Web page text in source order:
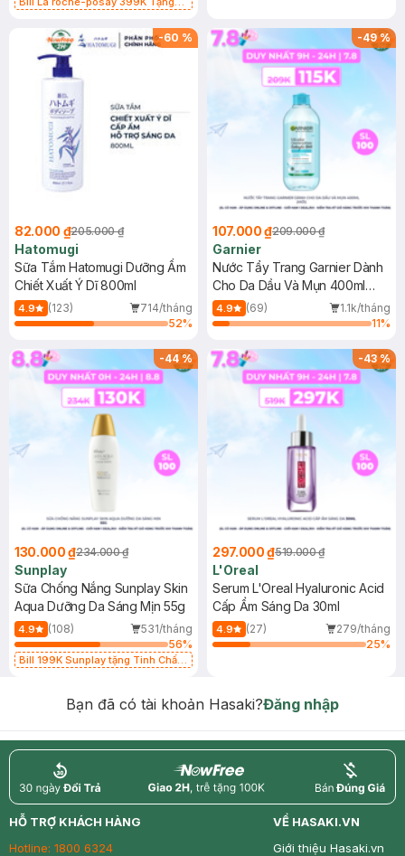
(SL có hạn)
-60 %
82.000 ₫205.000 ₫
Hatomugi
Sữa Tắm Hatomugi Dưỡng Ẩm
Chiết Xuất Ý Dĩ 800ml
4.9 (123)
714/tháng
52%
-49%
107.000 ₫209.000 ₫
Garnier
Nước Tẩy Trang Garnier Dành
Cho Da Dầu Và Mụn 400ml
(Mới)
4.9 (69)
1.1k/tháng
11%
-44%
130.000 ₫234.000 ₫
Sunplay
Sữa Chống Nắng Sunplay Skin
Aqua Dưỡng Da Sáng Mịn 55g
4.9 (108)
531/tháng
56%
Bill 199K Sunplay tặng Tinh Chất
-43%
297.000 ₫519.000 ₫
L'Oreal
Serum L'Oreal Hyaluronic Acid
Cấp Ẩm Sáng Da 30ml
4.9 (27)
279/tháng
25%
Bạn đã có tài khoản Hasaki?Đăng nhập
return nowfree price
HỖ TRỢ KHÁCH HÀNG
Hotline: 1800 6324
VỀ HASAKI.VN
Giới thiệu Hasaki.vn